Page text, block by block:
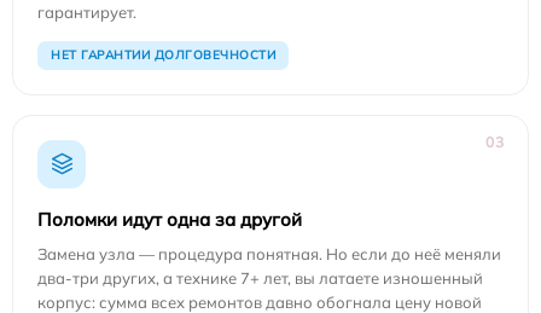
гарантирует.
НЕТ ГАРАНТИИ ДОЛГОВЕЧНОСТИ
03
Поломки идут одна за другой
Замена узла — процедура понятная. Но если до неё меняли
два-три других, а технике 7+ лет, вы латаете изношенный
корпус: сумма всех ремонтов давно обогнала цену новой